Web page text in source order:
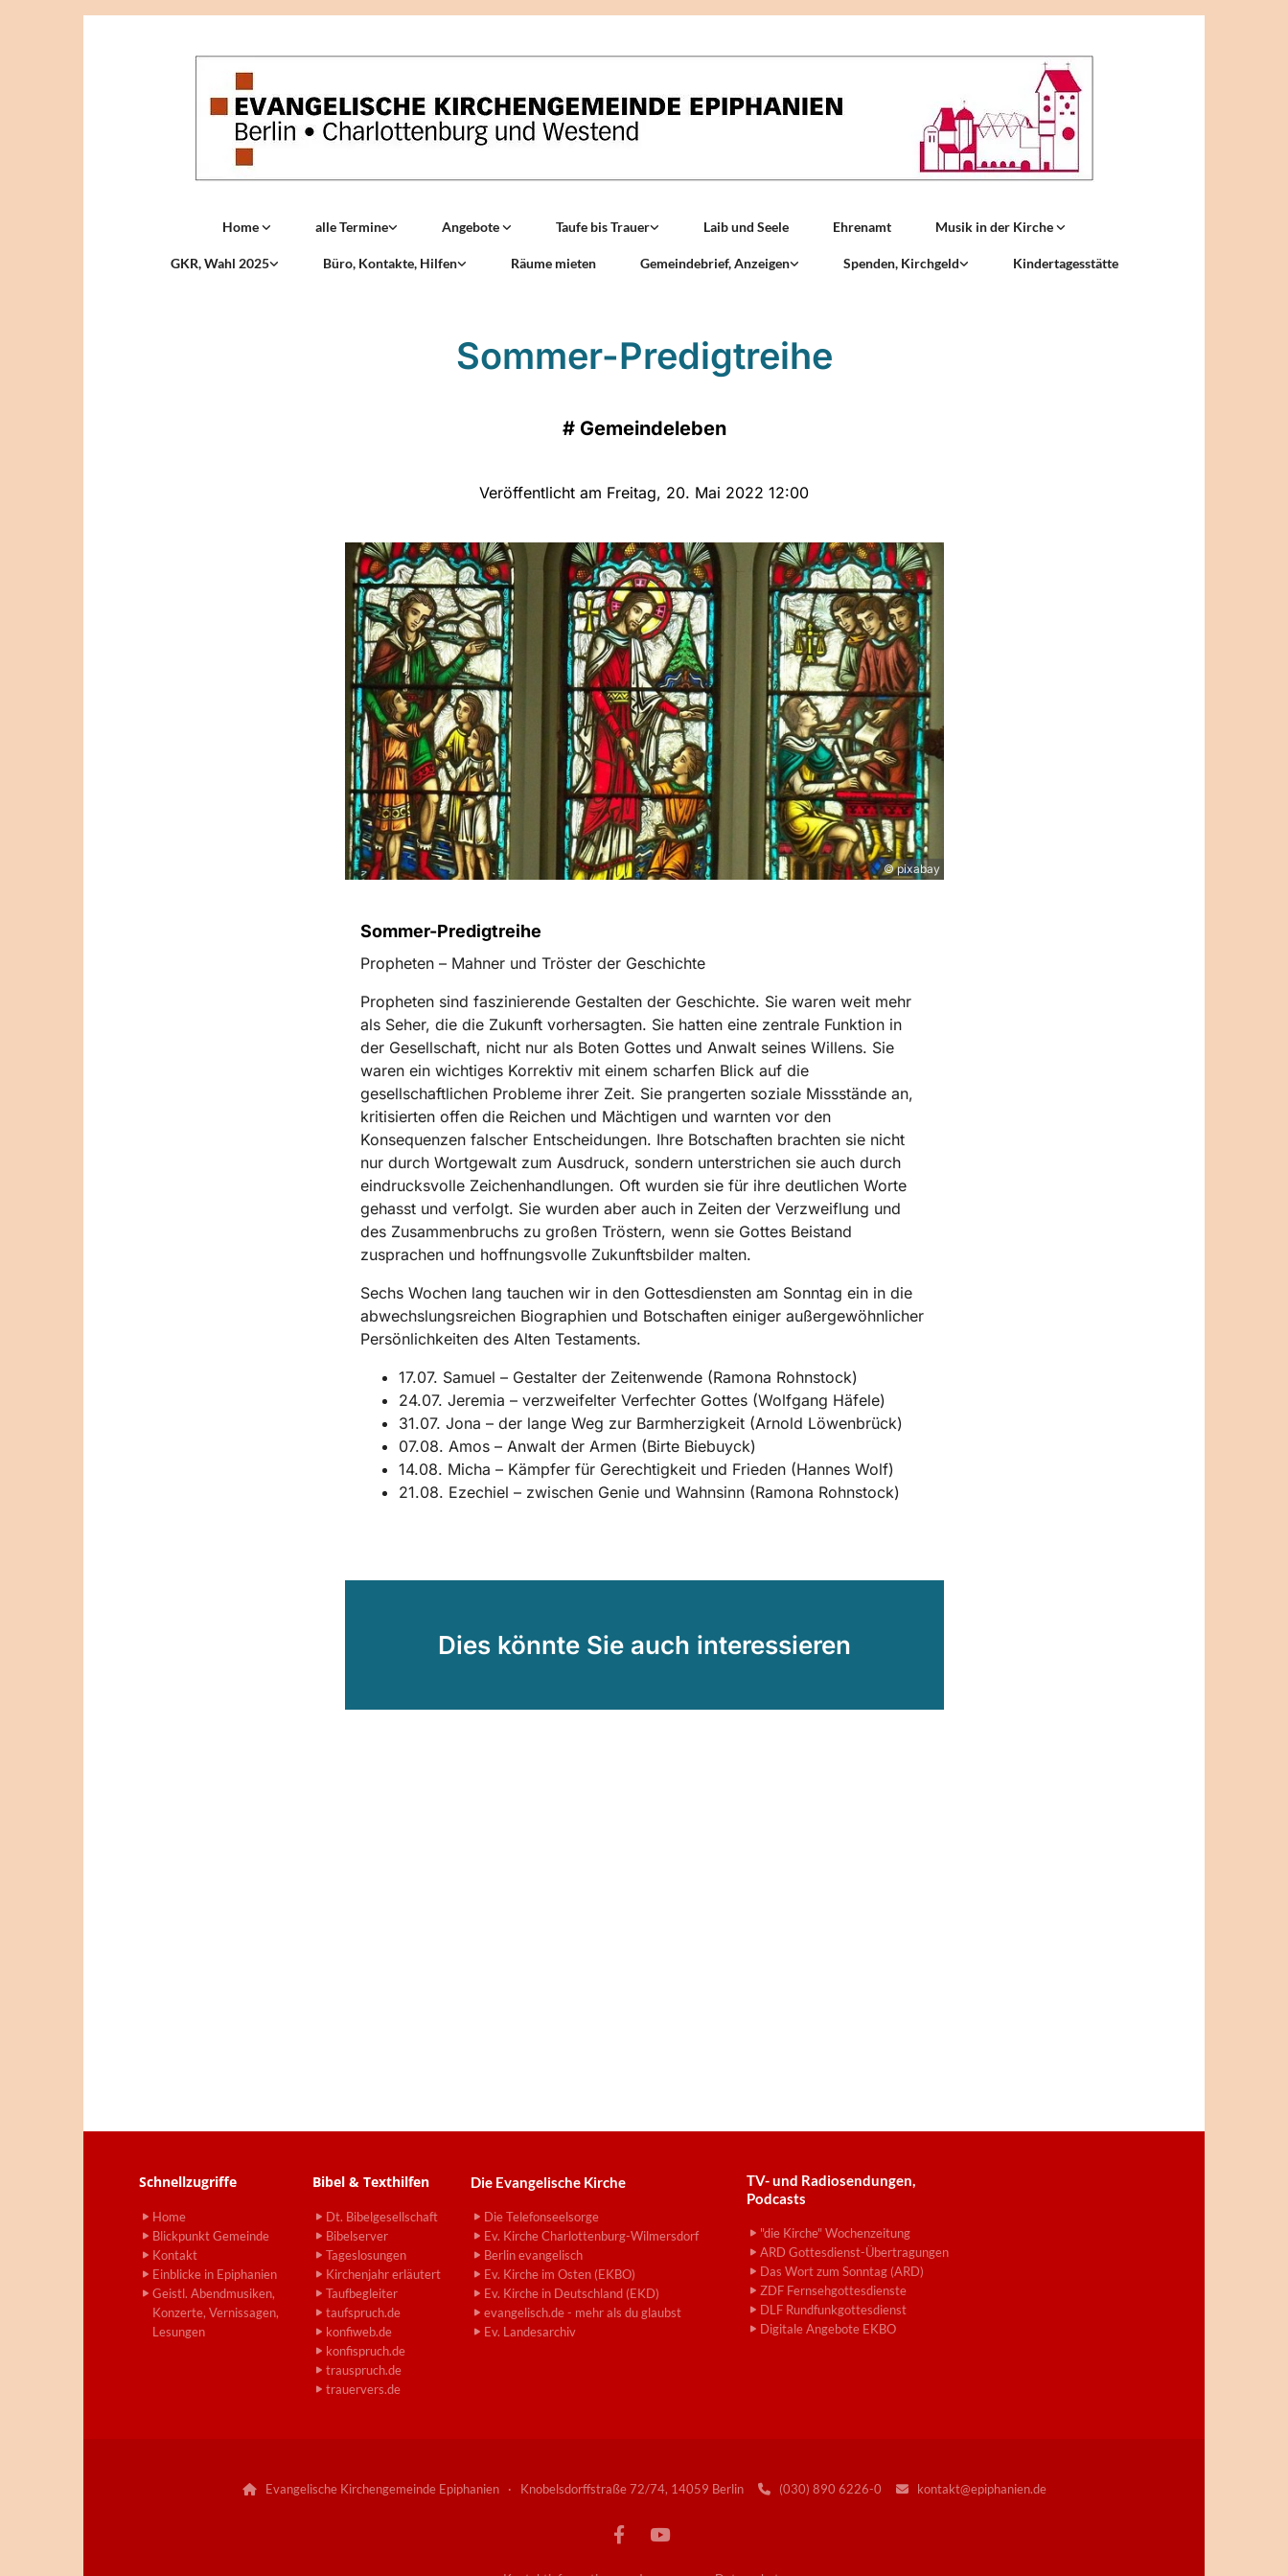
Home alle Termine Angebote Taufe bis Trauer Laib und Seele Ehrenamt Musik in der Kirche
GKR, Wahl 2025 Büro, Kontakte, Hilfen Räume mieten Gemeindebrief, Anzeigen Spenden, Kirchgeld Kindertagesstätte
Sommer-Predigtreihe
# Gemeindeleben
Veröffentlicht am Freitag, 20. Mai 2022 12:00
© pixabay
Sommer-Predigtreihe
Propheten – Mahner und Tröster der Geschichte
Propheten sind faszinierende Gestalten der Geschichte. Sie waren weit mehr
als Seher, die die Zukunft vorhersagten. Sie hatten eine zentrale Funktion in
der Gesellschaft, nicht nur als Boten Gottes und Anwalt seines Willens. Sie
waren ein wichtiges Korrektiv mit einem scharfen Blick auf die
gesellschaftlichen Probleme ihrer Zeit. Sie prangerten soziale Missstände an,
kritisierten offen die Reichen und Mächtigen und warnten vor den
Konsequenzen falscher Entscheidungen. Ihre Botschaften brachten sie nicht
nur durch Wortgewalt zum Ausdruck, sondern unterstrichen sie auch durch
eindrucksvolle Zeichenhandlungen. Oft wurden sie für ihre deutlichen Worte
gehasst und verfolgt. Sie wurden aber auch in Zeiten der Verzweiflung und
des Zusammenbruchs zu großen Tröstern, wenn sie Gottes Beistand
zusprachen und hoffnungsvolle Zukunftsbilder malten.
Sechs Wochen lang tauchen wir in den Gottesdiensten am Sonntag ein in die
abwechslungsreichen Biographien und Botschaften einiger außergewöhnlicher
Persönlichkeiten des Alten Testaments.
17.07. Samuel – Gestalter der Zeitenwende (Ramona Rohnstock)
24.07. Jeremia – verzweifelter Verfechter Gottes (Wolfgang Häfele)
31.07. Jona – der lange Weg zur Barmherzigkeit (Arnold Löwenbrück)
07.08. Amos – Anwalt der Armen (Birte Biebuyck)
14.08. Micha – Kämpfer für Gerechtigkeit und Frieden (Hannes Wolf)
21.08. Ezechiel – zwischen Genie und Wahnsinn (Ramona Rohnstock)
Dies könnte Sie auch interessieren
Schnellzugriffe
Home
Blickpunkt Gemeinde
Kontakt
Einblicke in Epiphanien
Geistl. Abendmusiken,
Konzerte, Vernissagen,
Lesungen
Bibel & Texthilfen
Dt. Bibelgesellschaft
Bibelserver
Tageslosungen
Kirchenjahr erläutert
Taufbegleiter
taufspruch.de
konfiweb.de
konfispruch.de
trauspruch.de
trauervers.de
Die Evangelische Kirche
Die Telefonseelsorge
Ev. Kirche Charlottenburg-Wilmersdorf
Berlin evangelisch
Ev. Kirche im Osten (EKBO)
Ev. Kirche in Deutschland (EKD)
evangelisch.de - mehr als du glaubst
Ev. Landesarchiv
TV- und Radiosendungen,
Podcasts
"die Kirche" Wochenzeitung
ARD Gottesdienst-Übertragungen
Das Wort zum Sonntag (ARD)
ZDF Fernsehgottesdienste
DLF Rundfunkgottesdienst
Digitale Angebote EKBO
Evangelische Kirchengemeinde Epiphanien · Knobelsdorffstraße 72/74, 14059 Berlin (030) 890 6226-0 kontakt@epiphanien.de